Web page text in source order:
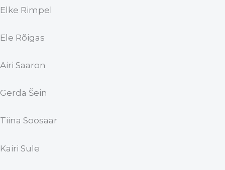
Elke Rimpel
Ele Rõigas
Airi Saaron
Gerda Šein
Tiina Soosaar
Kairi Sule